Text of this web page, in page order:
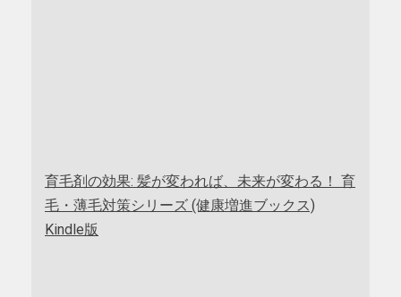
育毛剤の効果: 髪が変われば、未来が変わる！ 育
毛・薄毛対策シリーズ (健康増進ブックス)
Kindle版